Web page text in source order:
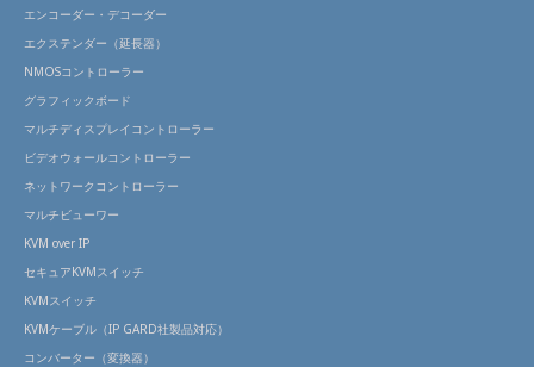
エンコーダー・デコーダー
エクステンダー（延長器）
NMOSコントローラー
グラフィックボード
マルチディスプレイコントローラー
ビデオウォールコントローラー
ネットワークコントローラー
マルチビューワー
KVM over IP
セキュアKVMスイッチ
KVMスイッチ
KVMケーブル（IP GARD社製品対応）
コンバーター（変換器）